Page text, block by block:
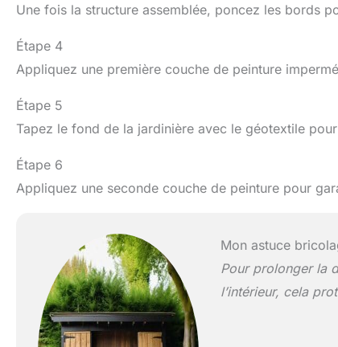
Une fois la structure assemblée, poncez les bords
Étape 4
Appliquez une première couche de peinture
Étape 5
Tapez le fond de la jardinière avec le géotextile
Étape 6
Appliquez une seconde couche de peinture pour
Mon astuce
Pour prolonger la
l’intérieur, cela